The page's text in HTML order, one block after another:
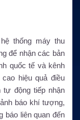
thống máy thu
để nhận các bản
quốc tế và kênh
hiệu quả điều
tự động tiếp nhận
báo khí tượng,
báo liên quan đến